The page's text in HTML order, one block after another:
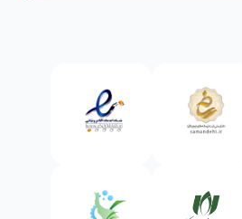
شن‌، ماسه، پوکه معدنی، سیمان، گچ،
کابل، لامپ، پریز، پروژکتور، صنایع